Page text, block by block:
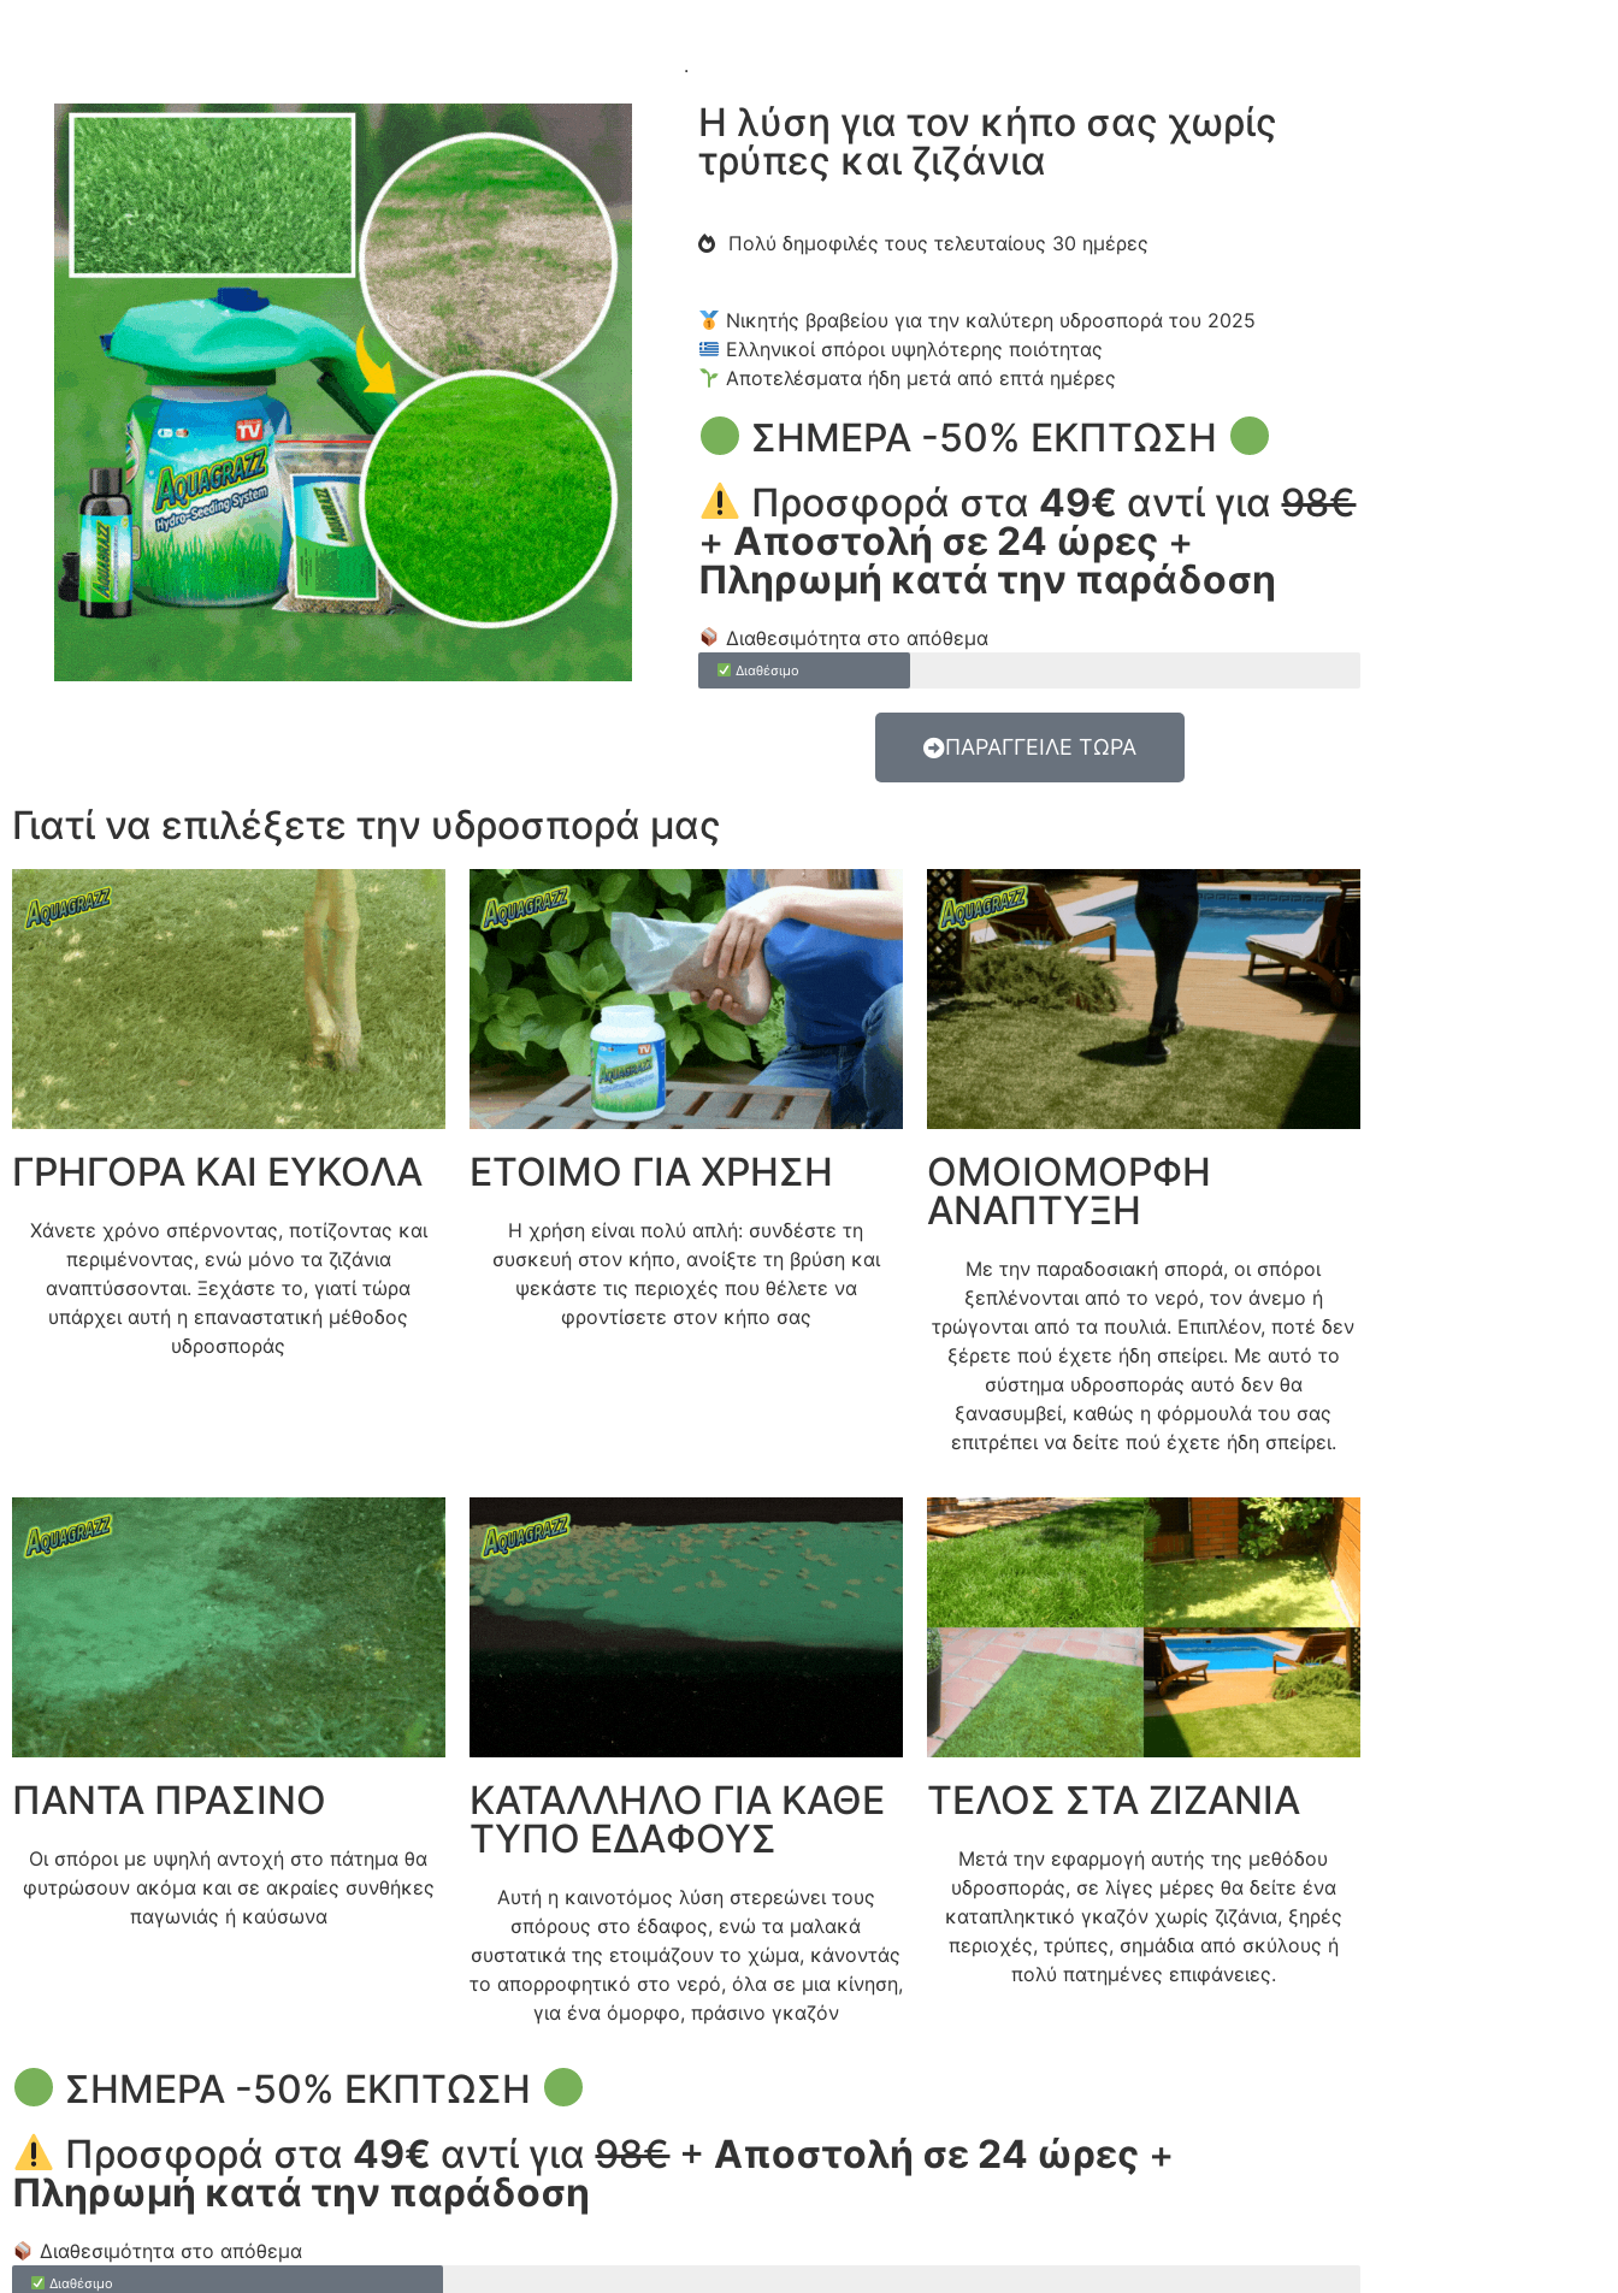
.
Η λύση για τον κήπο σας χωρίς
τρύπες και ζιζάνια
Πολύ δημοφιλές τους τελευταίους 30 ημέρες
Νικητής βραβείου για την καλύτερη υδροσπορά του 2025
Ελληνικοί σπόροι υψηλότερης ποιότητας
Αποτελέσματα ήδη μετά από επτά ημέρες
ΣΗΜΕΡΑ -50% ΕΚΠΤΩΣΗ
Προσφορά στα 49€ αντί για98€
+ Αποστολή σε 24 ώρες +
Πληρωμή κατά την παράδοση
Διαθεσιμότητα στο απόθεμα
Διαθέσιμο
ΠΑΡΑΓΓΕΙΛΕ ΤΩΡΑ
Γιατί να επιλέξετε την υδροσπορά μας
ΓΡΗΓΟΡΑ ΚΑΙ ΕΥΚΟΛΑ
Χάνετε χρόνο σπέρνοντας, ποτίζοντας και
περιμένοντας, ενώ μόνο τα ζιζάνια
αναπτύσσονται. Ξεχάστε το, γιατί τώρα
υπάρχει αυτή η επαναστατική μέθοδος
υδροσποράς
ΕΤΟΙΜΟ ΓΙΑ ΧΡΗΣΗ
Η χρήση είναι πολύ απλή: συνδέστε τη
συσκευή στον κήπο, ανοίξτε τη βρύση και
ψεκάστε τις περιοχές που θέλετε να
φροντίσετε στον κήπο σας
ΟΜΟΙΟΜΟΡΦΗ
ΑΝΑΠΤΥΞΗ
Με την παραδοσιακή σπορά, οι σπόροι
ξεπλένονται από το νερό, τον άνεμο ή
τρώγονται από τα πουλιά. Επιπλέον, ποτέ δεν
ξέρετε πού έχετε ήδη σπείρει. Με αυτό το
σύστημα υδροσποράς αυτό δεν θα
ξανασυμβεί, καθώς η φόρμουλά του σας
επιτρέπει να δείτε πού έχετε ήδη σπείρει.
ΠΑΝΤΑ ΠΡΑΣΙΝΟ
Οι σπόροι με υψηλή αντοχή στο πάτημα θα
φυτρώσουν ακόμα και σε ακραίες συνθήκες
παγωνιάς ή καύσωνα
ΚΑΤΑΛΛΗΛΟ ΓΙΑ ΚΑΘΕ
ΤΥΠΟ ΕΔΑΦΟΥΣ
Αυτή η καινοτόμος λύση στερεώνει τους
σπόρους στο έδαφος, ενώ τα μαλακά
συστατικά της ετοιμάζουν το χώμα, κάνοντάς
το απορροφητικό στο νερό, όλα σε μια κίνηση,
για ένα όμορφο, πράσινο γκαζόν
ΤΕΛΟΣ ΣΤΑ ΖΙΖΑΝΙΑ
Μετά την εφαρμογή αυτής της μεθόδου
υδροσποράς, σε λίγες μέρες θα δείτε ένα
καταπληκτικό γκαζόν χωρίς ζιζάνια, ξηρές
περιοχές, τρύπες, σημάδια από σκύλους ή
πολύ πατημένες επιφάνειες.
ΣΗΜΕΡΑ -50% ΕΚΠΤΩΣΗ
Προσφορά στα 49€ αντί για98€+ Αποστολή σε 24 ώρες +
Πληρωμή κατά την παράδοση
Διαθεσιμότητα στο απόθεμα
Διαθέσιμο